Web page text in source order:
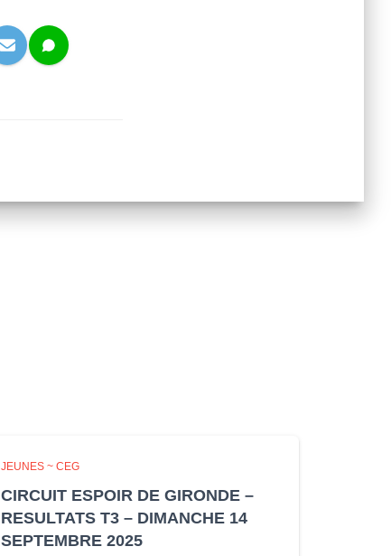
JEUNES ~ CEG
CIRCUIT ESPOIR DE GIRONDE –
RESULTATS T3 – DIMANCHE 14
SEPTEMBRE 2025